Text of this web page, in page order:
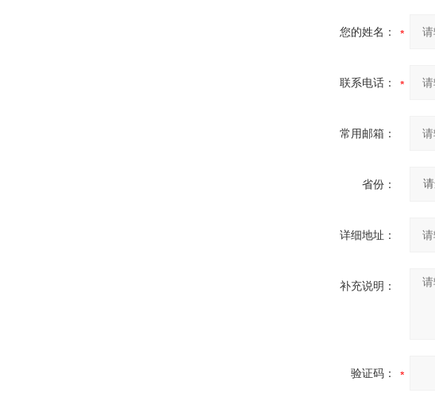
您的姓名：
联系电话：
常用邮箱：
省份：
详细地址：
补充说明：
验证码：